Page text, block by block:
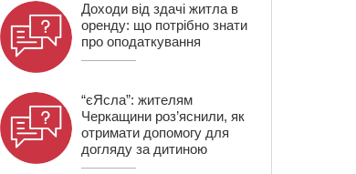
Доходи від здачі житла в
оренду: що потрібно знати
про оподаткування
“єЯсла”: жителям
Черкащини роз’яснили, як
отримати допомогу для
догляду за дитиною